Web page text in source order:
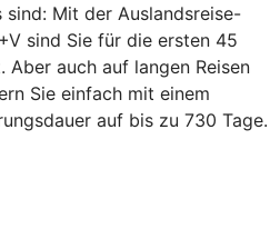
Mit der Auslandsreise-
sind Sie für die ersten 45
Aber auch auf langen Reisen
Sie einfach mit einem
auf bis zu 730 Tage.